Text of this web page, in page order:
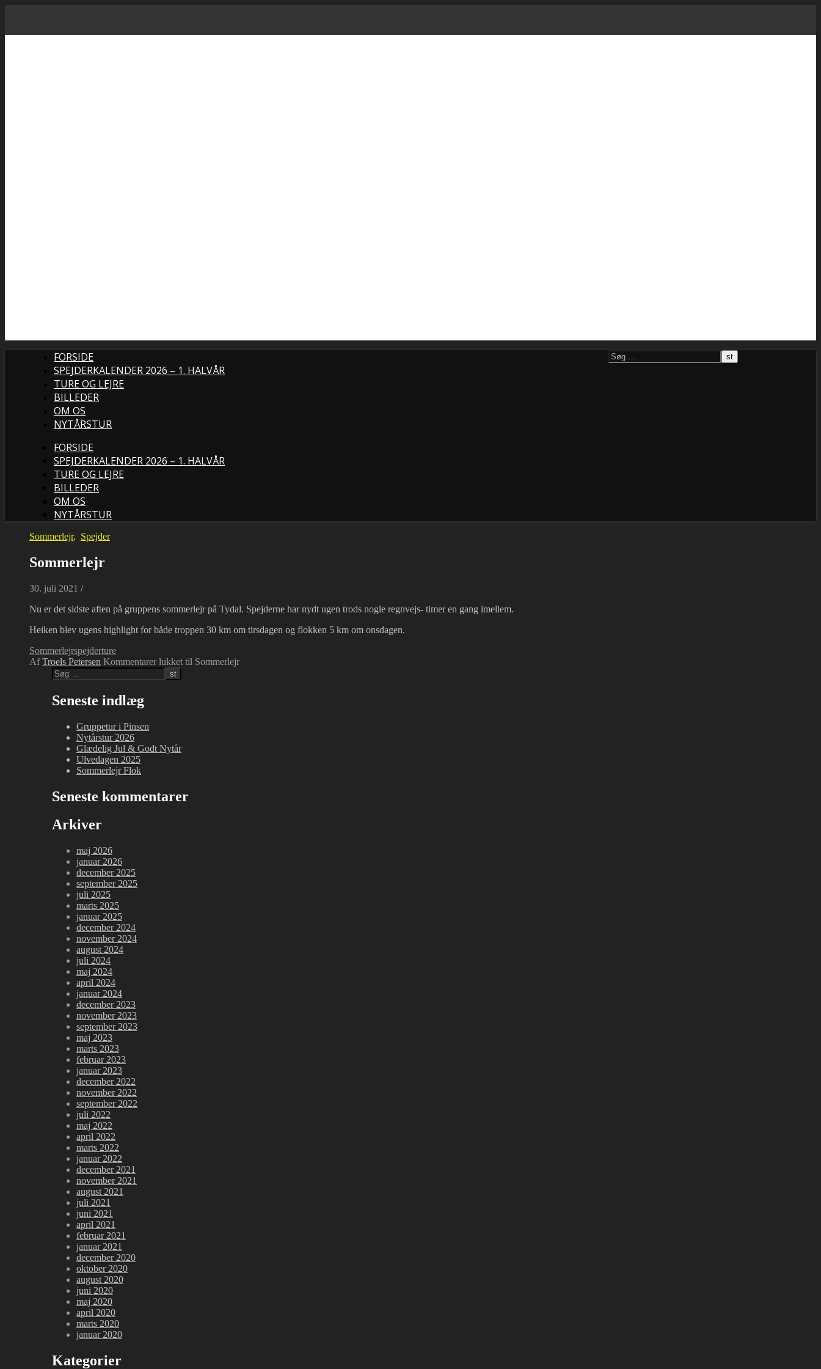
FORSIDE
SPEJDERKALENDER 2026 – 1. HALVÅR
TURE OG LEJRE
BILLEDER
OM OS
NYTÅRSTUR
FORSIDE
SPEJDERKALENDER 2026 – 1. HALVÅR
TURE OG LEJRE
BILLEDER
OM OS
NYTÅRSTUR
Sommerlejr, Spejder
Sommerlejr
30. juli 2021 /
Nu er det sidste aften på gruppens sommerlejr på Tydal. Spejderne har nydt ugen trods nogle regnvejs- timer en gang imellem.
Heiken blev ugens highlight for både troppen 30 km om tirsdagen og flokken 5 km om onsdagen.
Sommerlejrspejderture
AfTroels Petersen Kommentarer lukket til Sommerlejr
Seneste indlæg
Gruppetur i Pinsen
Nytårstur 2026
Glædelig Jul & Godt Nytår
Ulvedagen 2025
Sommerlejr Flok
Seneste kommentarer
Arkiver
maj 2026
januar 2026
december 2025
september 2025
juli 2025
marts 2025
januar 2025
december 2024
november 2024
august 2024
juli 2024
maj 2024
april 2024
januar 2024
december 2023
november 2023
september 2023
maj 2023
marts 2023
februar 2023
januar 2023
december 2022
november 2022
september 2022
juli 2022
maj 2022
april 2022
marts 2022
januar 2022
december 2021
november 2021
august 2021
juli 2021
juni 2021
april 2021
februar 2021
januar 2021
december 2020
oktober 2020
august 2020
juni 2020
maj 2020
april 2020
marts 2020
januar 2020
Kategorier